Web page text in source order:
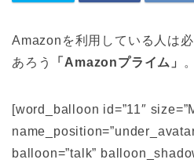
Amazonを利用している人は
あろう
「Amazonプライム」 。
[word_balloon id=”11″
balloon=”talk”